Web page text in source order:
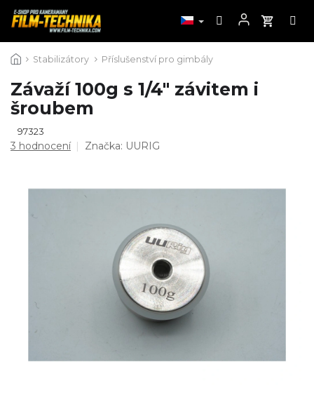
na
Stabilizátory Příslušenství pro gimbály
Závaží 100g s 1/4" závitem i
šroubem
97323
Průměrné
3 hodnocení Značka: UURIG